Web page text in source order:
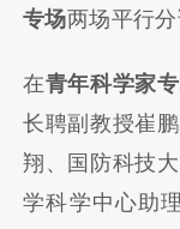
专场两场平行分
在青年科学家
长聘副教授崔
翔、国防科技
学科学中心助